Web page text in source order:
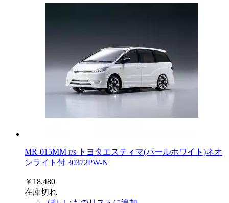
MR-015MM r/s トヨタエスティマ(パールホワイト)ネオ
ンライト付 30372PW-N
￥18,480
在庫切れ